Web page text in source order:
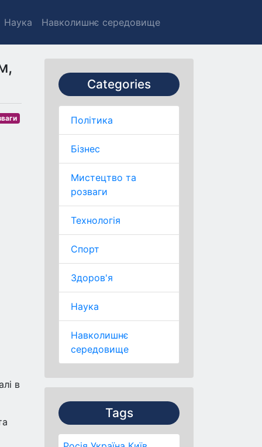
Наука Навколишнє середовище
Categories
Політика
Бізнес
Мистецтво та
розваги
Технологія
Спорт
Здоров'я
Наука
Навколишнє
середовище
Tags
в